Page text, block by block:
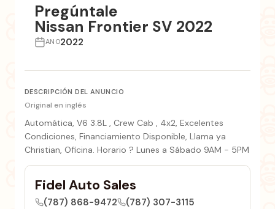
Pregúntale
Nissan Frontier SV 2022
ANO2022
DESCRIPCIÓN DEL ANUNCIO
Original en inglés
Automática, V6 3.8L , Crew Cab , 4x2, Excelentes
Condiciones, Financiamiento Disponible, Llama ya
Christian, Oficina. Horario ? Lunes a Sábado 9AM - 5PM
Fidel Auto Sales
(787) 868-9472 (787) 307-3115